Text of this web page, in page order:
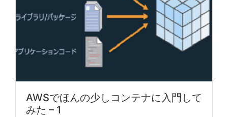
AWSでほんの少しコンテナに入門して
みた – 1